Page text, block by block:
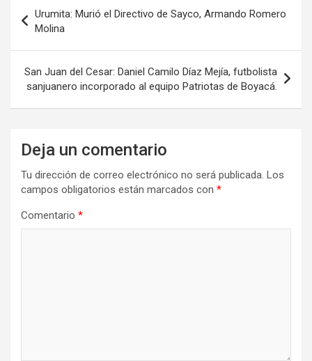
de
entradas
Urumita: Murió el Directivo de Sayco, Armando Romero
Molina
San Juan del Cesar: Daniel Camilo Díaz Mejía, futbolista
sanjuanero incorporado al equipo Patriotas de Boyacá.
Deja un comentario
Tu dirección de correo electrónico no será publicada. Los
campos obligatorios están marcados con *
Comentario *